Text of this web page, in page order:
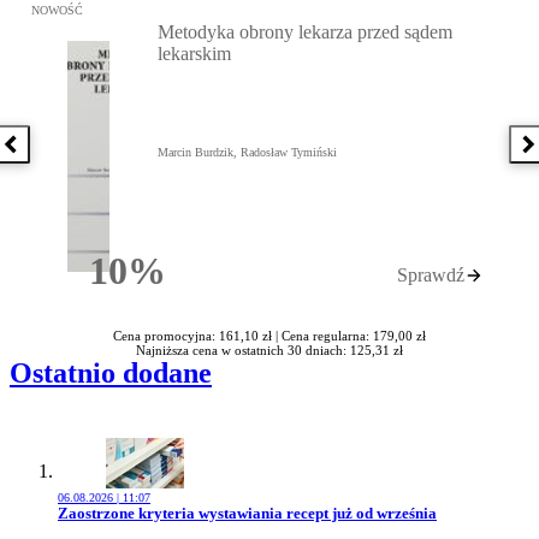
Poprzednia książka
Przejdź do: Metodyka obrony lekarza przed sądem lekarskim,
NOWOŚĆ
10%Rabatu
Metodyka obrony lekarza przed sądem
lekarskim
Marcin Burdzik, Radosław Tymiński
Sprawdź
Cena promocyjna: 161,10 zł | Cena regularna: 179,00 zł
Najniższa cena w ostatnich 30 dniach: 125,31 zł
Ostatnio dodane
06.08.2026 | 11:07
Przejdź do artykułu:
Zaostrzone kryteria wystawiania recept już od września